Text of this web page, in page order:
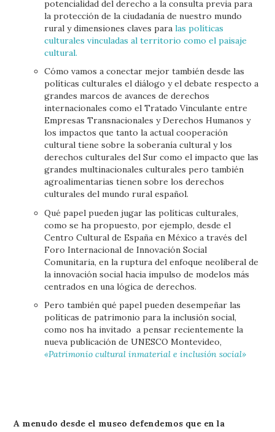
potencialidad del derecho a la consulta previa para
la protección de la ciudadanía de nuestro mundo
rural y dimensiones claves paralas políticas
culturales vinculadas al territorio como el paisaje
cultural.
Cómo vamos a conectar mejor también desde las
políticas culturales el diálogo y el debate respecto a
grandes marcos de avances de derechos
internacionales como el Tratado Vinculante entre
Empresas Transnacionales y Derechos Humanos y
los impactos que tanto la actual cooperación
cultural tiene sobre la soberanía cultural y los
derechos culturales del Sur como el impacto que las
grandes multinacionales culturales pero también
agroalimentarias tienen sobre los derechos
culturales del mundo rural español.
Qué papel pueden jugar las políticas culturales,
como se ha propuesto, por ejemplo, desde el
Centro Cultural de España en México a través del
Foro Internacional de Innovación Social
Comunitaria, en la ruptura del enfoque neoliberal de
la innovación social hacia impulso de modelos más
centrados en una lógica de derechos.
Pero también qué papel pueden desempeñar las
políticas de patrimonio para la inclusión social,
como nos ha invitado a pensar recientemente la
nueva publicación de UNESCO Montevideo,
«Patrimonio cultural inmaterial e inclusión social»
A menudo desde el museo defendemos que en la